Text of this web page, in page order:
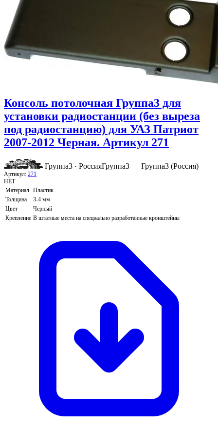
Консоль потолочная Группа3 для
установки радиостанции (без выреза
под радиостанцию) для УАЗ Патриот
2007-2012 Черная. Артикул 271
Группа3 · РоссияГруппа3 — Группа3 (Россия)
Артикул: 271
НЕТ
Материал Пластик
Толщина
3-4 мм
Цвет
Черный
Крепление В штатные места на специально разработанные кронштейны